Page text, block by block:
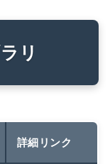
リ
詳細リンク